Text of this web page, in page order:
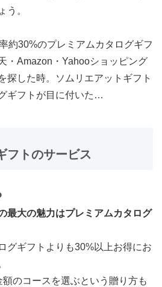
う。
約30%のプレミアムカタログギフ
・Amazon・Yahooショッピング
探した時。ソムリエアットギフト
ギフトが目に付いた…
フトのサービス
最大の魅力はプレミアムカタログ
グギフトよりも30%以上お得にお
のコースを選ぶという贈り方も